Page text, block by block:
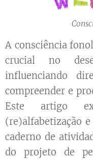
A consciência
crucial no
influenciando
compreender e
Este artigo
(re)alfabetização
caderno de
do projeto de